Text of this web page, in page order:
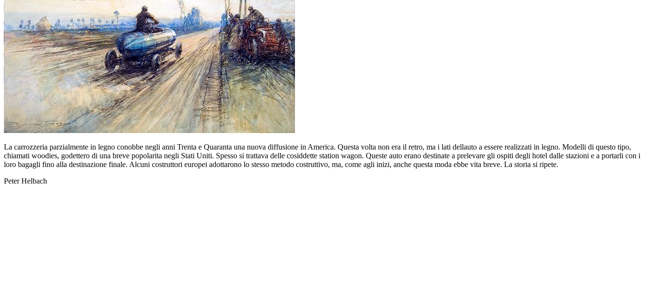
La carrozzeria parzialmente in legno conobbe negli anni Trenta e Quaranta una nuova diffusione in America. Questa volta non era il retro, ma i lati dellauto a essere realizzati in legno. Modelli di questo tipo,
chiamati woodies, godettero di una breve popolarita negli Stati Uniti. Spesso si trattava delle cosiddette station wagon. Queste auto erano destinate a prelevare gli ospiti degli hotel dalle stazioni e a portarli con i
loro bagagli fino alla destinazione finale. Alcuni costruttori europei adottarono lo stesso metodo costruttivo, ma, come agli inizi, anche questa moda ebbe vita breve. La storia si ripete.
Peter Helbach